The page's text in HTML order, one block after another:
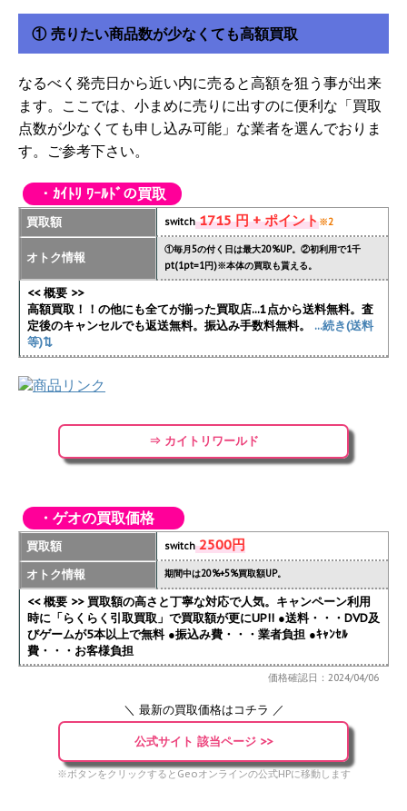
① 売りたい商品数が少なくても高額買取
なるべく発売日から近い内に売ると高額を狙う事が出来
ます。ここでは、小まめに売りに出すのに便利な「買取
点数が少なくても申し込み可能」な業者を選んでおりま
す。ご参考下さい。
・ｶｲﾄﾘ ﾜｰﾙﾄﾞの買取
買取額 switch1715 円 + ポイント※2
オトク情報
①毎月5の付く日は最大20%UP。②初利用で1千
pt(1pt=1円)※本体の買取も貰える。
<< 概要 >>
高額買取！！の他にも全てが揃った買取店...1点から送料無料。査
定後のキャンセルでも返送無料。振込み手数料無料。
...続き(送料
等)⇅
⇒ カイトリワールド
・ゲオの買取価格
買取額 switch2500円
オトク情報 期間中は20%+5%買取額UP。
<< 概要 >> 買取額の高さと丁寧な対応で人気。キャンペーン利用
時に「らくらく引取買取」で買取額が更にUP!! ●送料・・・DVD及
びゲームが5本以上で無料 ●振込み費・・・業者負担 ●ｷｬﾝｾﾙ
費・・・お客様負担
価格確認日：2024/04/06
＼ 最新の買取価格はコチラ ／
公式サイト 該当ページ >>
※ボタンをクリックするとGeoオンラインの公式HPに移動します